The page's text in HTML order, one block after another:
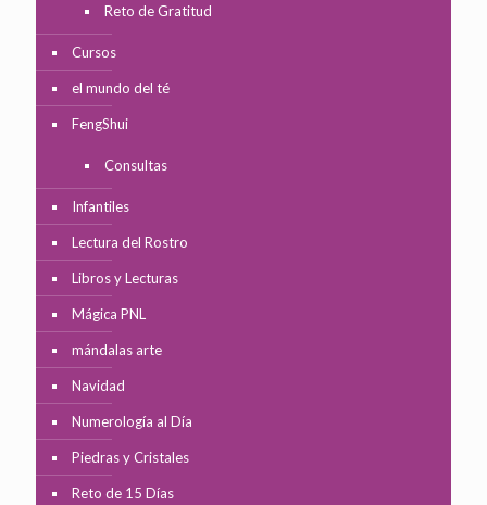
Reto de Gratitud
Cursos
el mundo del té
FengShui
Consultas
Infantiles
Lectura del Rostro
Libros y Lecturas
Mágica PNL
mándalas arte
Navidad
Numerología al Día
Piedras y Cristales
Reto de 15 Días